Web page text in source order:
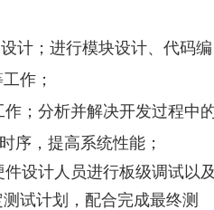
计；进行模块设计、代码编
作；
；分析并解决开发过程中
序，提高系统性能；
设计人员进行板级调试以
试计划，配合完成最终测